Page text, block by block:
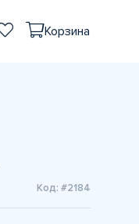
Корзина
Код: #2184